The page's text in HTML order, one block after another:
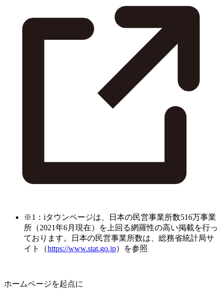
※1：iタウンページは、日本の民営事業所数516万事業
所（2021年6月現在）を上回る網羅性の高い掲載を行っ
ております。日本の民営事業所数は、総務省統計局サ
イト（https://www.stat.go.jp）を参照
ホームページを起点に